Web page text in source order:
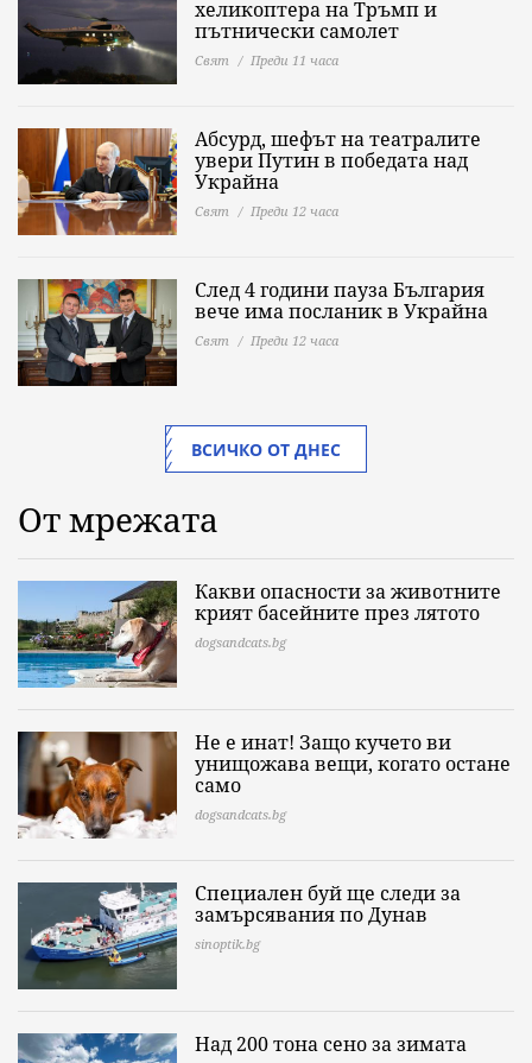
хеликоптера на Тръмп и
пътнически самолет
Свят Преди 11 часа
Абсурд, шефът на театралите
увери Путин в победата над
Украйна
Свят Преди 12 часа
След 4 години пауза България
вече има посланик в Украйна
Свят Преди 12 часа
ВСИЧКО ОТ ДНЕС
От мрежата
Какви опасности за животните
крият басейните през лятото
dogsandcats.bg
Не е инат! Защо кучето ви
унищожава вещи, когато остане
само
dogsandcats.bg
Специален буй ще следи за
замърсявания по Дунав
sinoptik.bg
Над 200 тона сено за зимата